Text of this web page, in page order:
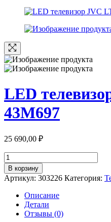
LED
43M697
25 690,00 ₽
Количество
товара
LED
телевизор
JVC
43M697
В корзину
Артикул: 303226 Категория:
Описание
Детали
Отзывы (0)